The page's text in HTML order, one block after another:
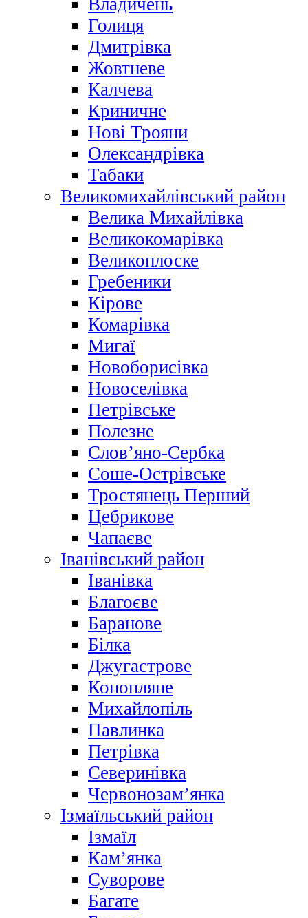
Владичень
Голиця
Дмитрівка
Жовтневе
Калчева
Криничне
Нові Трояни
Олександрівка
Табаки
Великомихайлівський район
Велика Михайлівка
Великокомарівка
Великоплоске
Гребеники
Кірове
Комарівка
Мигаї
Новоборисівка
Новоселівка
Петрівське
Полезне
Слов’яно-Сербка
Соше-Острівське
Тростянець Перший
Цебрикове
Чапаєве
Іванівський район
Іванівка
Благоєве
Баранове
Білка
Джугастрове
Конопляне
Михайлопіль
Павлинка
Петрівка
Северинівка
Червонозам’янка
Ізмаїльський район
Ізмаїл
Кам’янка
Суворове
Багате